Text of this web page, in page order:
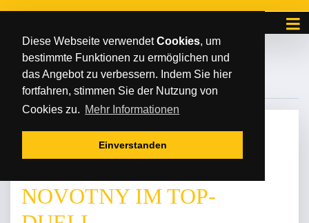
Diese Webseite verwendetCookies, um
bestimmte Funktionen zu ermöglichen und
das Angebot zu verbessern. Indem Sie hier
fortfahren, stimmen Sie der Nutzung von
Cookies zu. Mehr Informationen
Einverstanden
#WINTERKÖNIGE
06. Dezember 2023
NOVOTNY IM TOP-